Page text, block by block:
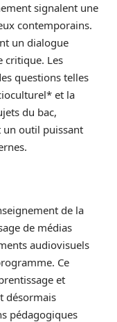
signalent une
contemporains.
un dialogue
critique. Les
questions telles
et la
du bac,
outil puissant
de la
de médias
audiovisuels
Ce
et
désormais
pédagogiques